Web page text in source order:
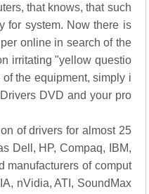
that knows, that such
for system. Now there is
online in search of the
irritating "yellow questio
the equipment, simply i
DVD and your pro
of drivers for almost 25
Dell, HP, Compaq, IBM,
manufacturers of comput
nVidia, ATI, SoundMax